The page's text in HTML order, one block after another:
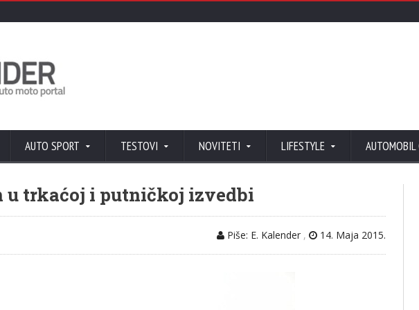
AUTO SPORT TESTOVI NOVITETI LIFESTYLE AUTOMOBIL
u trkaćoj i putničkoj izvedbi
Piše: E. Kalender , 14. Maja 2015.